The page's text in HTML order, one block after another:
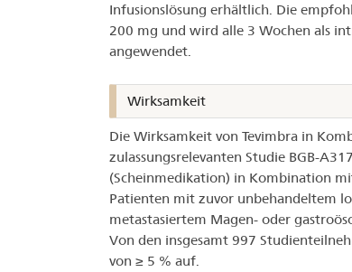
Infusionslösung erhältlich. Die
200 mg und wird alle 3 Wochen als
angewendet.
Wirksamkeit
Die Wirksamkeit von Tevimbra in
zulassungsrelevanten Studie BGB-
(Scheinmedikation) in Kombination
Patienten mit zuvor unbehandeltem
metastasiertem Magen- oder
Von den insgesamt 997
von ≥ 5 % auf.